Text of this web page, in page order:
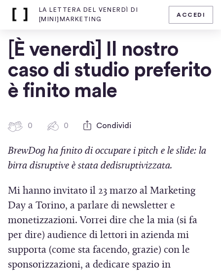
Home
di
del
venerdì
di
LA LETTERA DEL VENERDÌ DI
[MINI]MARKETING
ACCEDI
[È venerdì] Il nostro
caso di studio preferito
è finito male
0
a
n
q
u
0 0
0
o
m
m
n
t
i
Condividi
BrewDog ha finito di occupare i pitch e le slide: la
birra disruptive è stata dedisruptivizzata.
Mi hanno invitato il 23 marzo al Marketing
Day a Torino, a parlare di newsletter e
monetizzazioni. Vorrei dire che la mia (si fa
per dire) audience di lettori in azienda mi
supporta (come sta facendo, grazie) con le
sponsorizzazioni, a dedicare spazio in